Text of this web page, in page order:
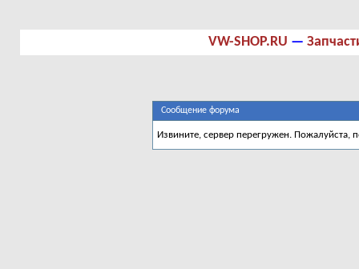
VW-SHOP.RU —
Сообщение форума
Извините, сервер перегружен. Пожалуйста,